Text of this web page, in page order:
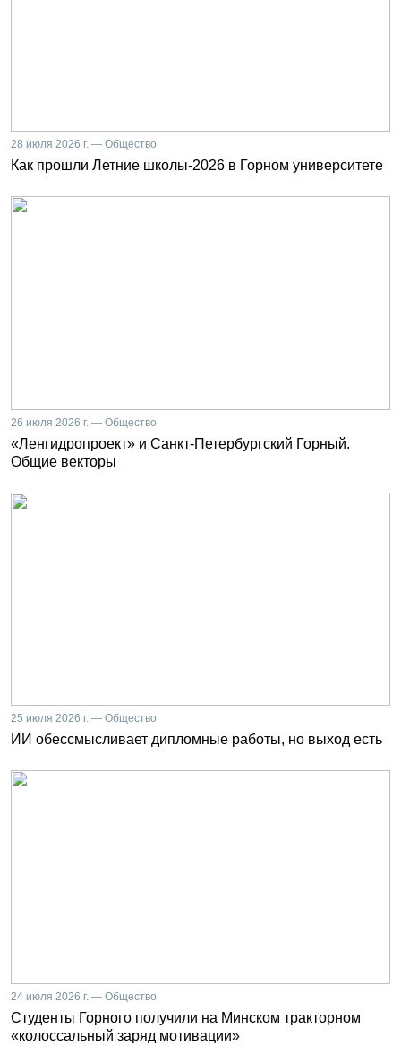
28 июля 2026 г. — Общество
Как прошли Летние школы-2026 в Горном университете
26 июля 2026 г. — Общество
«Ленгидропроект» и Санкт-Петербургский Горный.
Общие векторы
25 июля 2026 г. — Общество
ИИ обессмысливает дипломные работы, но выход есть
24 июля 2026 г. — Общество
Студенты Горного получили на Минском тракторном
«колоссальный заряд мотивации»